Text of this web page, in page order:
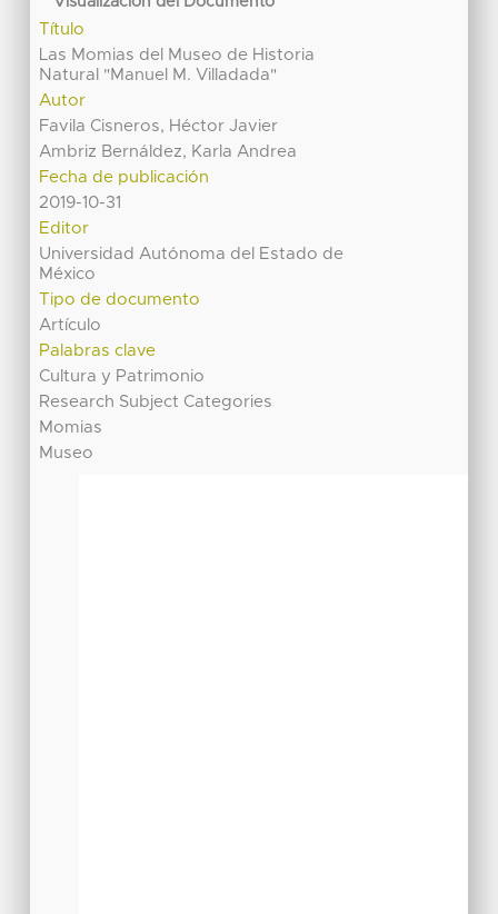
Título
Las Momias del Museo de Historia
Natural "Manuel M. Villadada"
Autor
Favila Cisneros, Héctor Javier
Ambriz Bernáldez, Karla Andrea
Fecha de publicación
2019-10-31
Editor
Universidad Autónoma del Estado de
México
Tipo de documento
Artículo
Palabras clave
Cultura y Patrimonio
Research Subject Categories
Momias
Museo